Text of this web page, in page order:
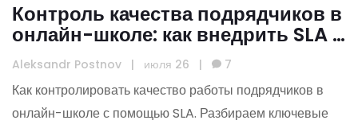
Контроль качества подрядчиков в
онлайн-школе: как внедрить SLA и
настроить отчетность
Aleksandr Postnov | июля 26 | 7
Как контролировать качество работы подрядчиков в
онлайн-школе с помощью SLA. Разбираем ключевые